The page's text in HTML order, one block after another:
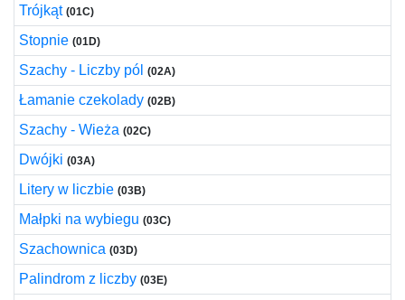
Trójkąt (01C)
Stopnie (01D)
Szachy - Liczby pól (02A)
Łamanie czekolady (02B)
Szachy - Wieża (02C)
Dwójki (03A)
Litery w liczbie (03B)
Małpki na wybiegu (03C)
Szachownica (03D)
Palindrom z liczby (03E)